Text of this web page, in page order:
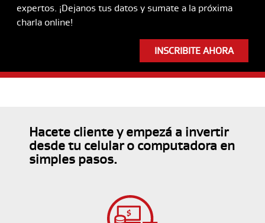
expertos. ¡Dejanos tus datos y sumate a la próxima
charla online!
INSCRIBITE AHORA
Hacete cliente y empezá a invertir
desde tu celular o computadora en
simples pasos.